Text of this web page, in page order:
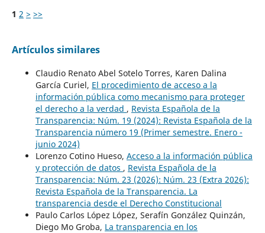
1 2 > >>
Artículos similares
Claudio Renato Abel Sotelo Torres, Karen Dalina
García Curiel, El procedimiento de acceso a la
información pública como mecanismo para proteger
el derecho a la verdad , Revista Española de la
Transparencia: Núm. 19 (2024): Revista Española de la
Transparencia número 19 (Primer semestre. Enero -
junio 2024)
Lorenzo Cotino Hueso, Acceso a la información pública
y protección de datos , Revista Española de la
Transparencia: Núm. 23 (2026): Núm. 23 (Extra 2026):
Revista Española de la Transparencia. La
transparencia desde el Derecho Constitucional
Paulo Carlos López López, Serafín González Quinzán,
Diego Mo Groba, La transparencia en los